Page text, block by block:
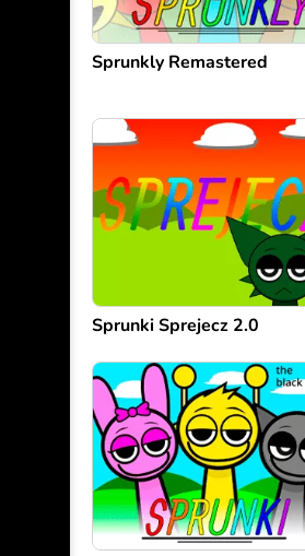
Sprunkly Remastered
Sprunki Sprejecz 2.0